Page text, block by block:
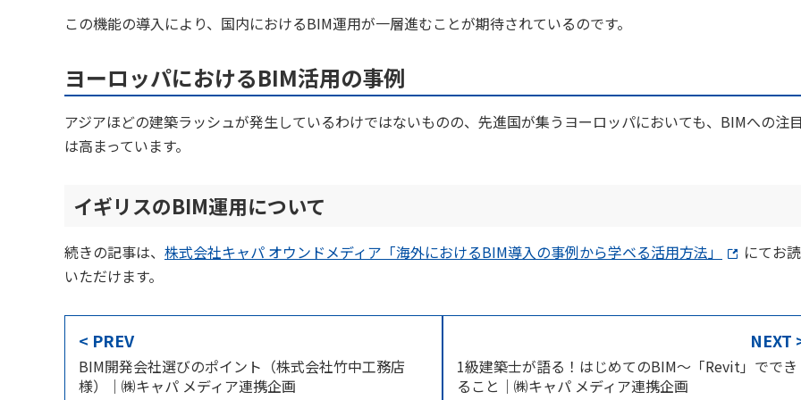
この機能の導入により、国内におけるBIM運用が一層進むことが期待されているのです。
ヨーロッパにおけるBIM活用の事例
アジアほどの建築ラッシュが発生しているわけではないものの、先進国が集うヨーロッパにおいても、BIMへの注
は高まっています。
イギリスのBIM運用について
続きの記事は、 株式会社キャパ オウンドメディア「海外におけるBIM導入の事例から学ベる活用方法」
にてお
いただけます。
< PREV
BIM開発会社選びのポイント（株式会社竹中工務店
様）｜㈱キャパ メディア連携企画
NEXT
1級建築士が語る！はじめてのBIM～「Revit」ででき
ること｜㈱キャパ メディア連携企画